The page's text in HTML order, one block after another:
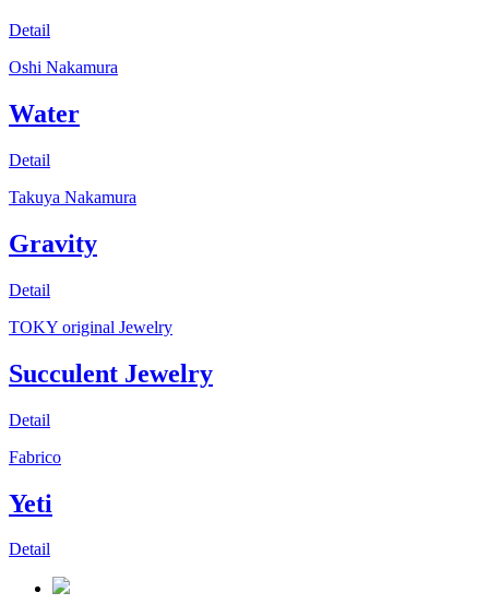
Detail
Oshi Nakamura
Water
Detail
Takuya Nakamura
Gravity
Detail
TOKY original Jewelry
Succulent Jewelry
Detail
Fabrico
Yeti
Detail